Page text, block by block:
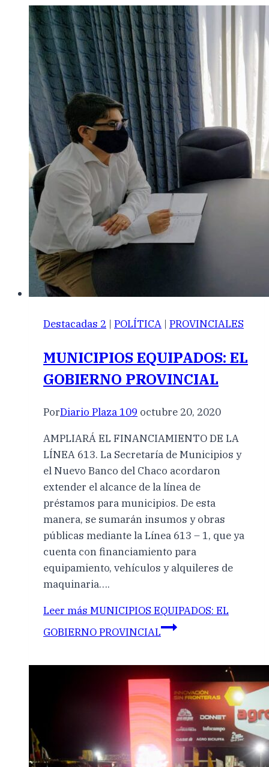
Destacadas 2 | POLÍTICA | PROVINCIALES
MUNICIPIOS EQUIPADOS: EL
GOBIERNO PROVINCIAL
PorDiario Plaza 109 octubre 20, 2020
AMPLIARÁ EL FINANCIAMIENTO DE LA
LÍNEA 613. La Secretaría de Municipios y
el Nuevo Banco del Chaco acordaron
extender el alcance de la línea de
préstamos para municipios. De esta
manera, se sumarán insumos y obras
públicas mediante la Línea 613 – 1, que ya
cuenta con financiamiento para
equipamiento, vehículos y alquileres de
maquinaria….
Leer más MUNICIPIOS EQUIPADOS: EL
GOBIERNO PROVINCIAL